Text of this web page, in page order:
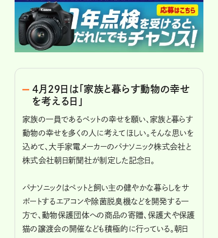
4月29日は「家族と暮らす動物の幸せ
を考える日」
家族の一員であるペットの幸せを願い、家族と暮らす
動物の幸せを多くの人に考えてほしい。そんな思いを
込めて、大手家電メーカーのパナソニック株式会社と
株式会社朝日新聞社が制定した記念日。
パナソニックはペットと飼い主の健やかな暮らしをサ
ポートするエアコンや除菌脱臭機などを開発する一
方で、動物保護団体への商品の寄贈、保護犬や保護
猫の譲渡会の開催なども積極的に行っている。朝日